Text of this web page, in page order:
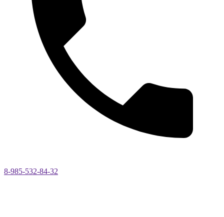
8-985-532-84-32